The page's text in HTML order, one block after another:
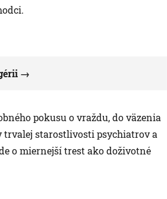
pokusu o vraždu, do väzenia
trvalej starostlivosti psychiatrov a
o miernejší trest ako doživotné